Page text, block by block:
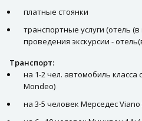
платные стоянки
транспортные услуги (отель
проведения экскурсии -
Транспорт:
на 1-2 чел. автомобиль класса
Mondeo)
на 3-5 человек Мерседес Viano